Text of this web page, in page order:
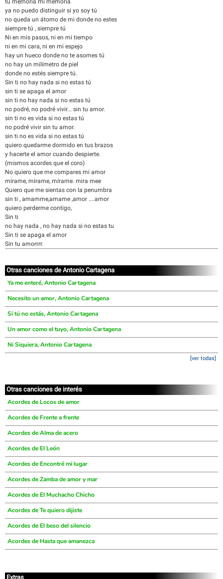
tu memoria mi memoria
ya no puedo distinguir si yo soy tú
no queda un átomo de mi donde no estes
siempre tú , siempre tú
Ni en mis pasos, ni en mi tiempo
ni en mi cara, ni en mi espejo
hay un hueco donde no te asomes tú
no hay un milímetro de piel
donde no estés siempre tú.
Sin ti no hay nada si no estas tú
sin ti se apaga el amor
sin ti no hay nada si no estas tú
no podré, no podré vivir... sin tu amor.
sin ti no es vida si no estas tú
no podré vivir sin tu amor.
sin ti no es vida si no estas tú
quiero quedarme dormido en tus brazos
y hacerte el amor cuando despierte.
(mismos acordes que el coro)
No quiero que me compares mi amor
mírame, mírame, mírame. mira mee
Quiero que me sientas con la penumbra
sin ti , amamme,amame ,amor ....amor
quiero perderme contigo,
Sin ti
no hay nada , no hay nada si no estas tu
Sin ti se apaga el amor
Sin tu amorrrr.
Otras canciones de Antonio Cartagena
Ya me enteré, Antonio Cartagena
Necesito un amor, Antonio Cartagena
Si tú no estás, Antonio Cartagena
Un amor como el tuyo, Antonio Cartagena
Ni Siquiera, Antonio Cartagena
[ver todas]
Otras canciones de interés
Acordes de Locos de amor
Acordes de Frente a frente
Acordes de Alma de acero
Acordes de El León
Acordes de Encontré mi lugar
Acordes de Zamba de amor y mar
Acordes de El Muchacho Chicho
Acordes de Te quiero dijiste
Acordes de El beso del silencio
Acordes de Hasta que amanezca
Extras